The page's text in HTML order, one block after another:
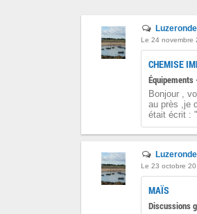
Luzeronde
Le 24 novembre
CHEMISE
Équipements
Bonjour ,
au près ,je
était écrit :
Luzeronde
Le 23 octobre
MAÏS
Discussions